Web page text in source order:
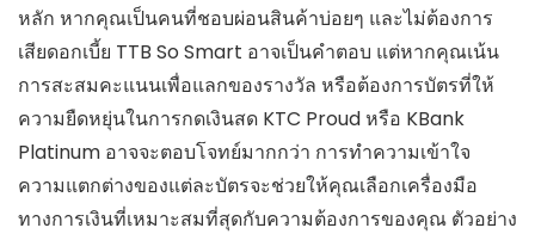
หลัก หากคุณเป็นคนที่ชอบผ่อนสินค้าบ่อยๆ และไม่ต้องการ
เสียดอกเบี้ย TTB So Smart อาจเป็นคำตอบ แต่หากคุณเน้น
การสะสมคะแนนเพื่อแลกของรางวัล หรือต้องการบัตรที่ให้
ความยืดหยุ่นในการกดเงินสด KTC Proud หรือ KBank
Platinum อาจจะตอบโจทย์มากกว่า การทำความเข้าใจ
ความแตกต่างของแต่ละบัตรจะช่วยให้คุณเลือกเครื่องมือ
ทางการเงินที่เหมาะสมที่สุดกับความต้องการของคุณ ตัวอย่าง